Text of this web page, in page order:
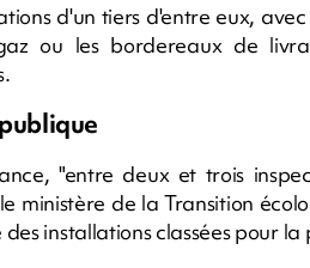
d'un tiers d'entre eux,
ou les bordereaux de
"entre deux et trois
ministère de la Transition
des installations classées pour